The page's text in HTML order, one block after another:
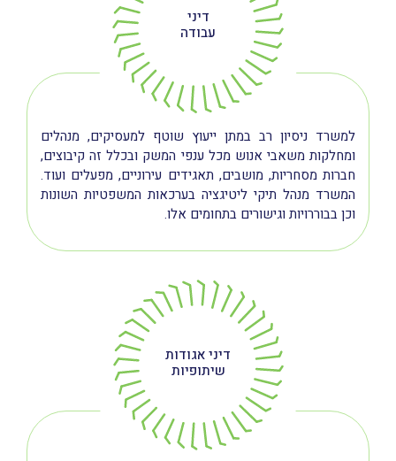
דיני
עבודה
למשרד ניסיון רב במתן ייעוץ שוטף למעסיקים, מנהלים
ומחלקות משאבי אנוש מכל ענפי המשק ובכלל זה קיבוצים,
חברות מסחריות, מושבים, תאגידים עירוניים, מפעלים ועוד.
המשרד מנהל תיקי ליטיגציה בערכאות המשפטיות השונות
וכן בבוררויות וגישורים בתחומים אלו.
דיני אגודות
שיתופיות